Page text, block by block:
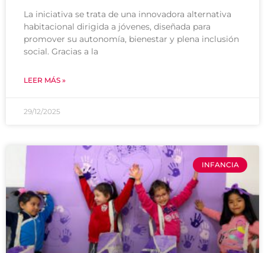
La iniciativa se trata de una innovadora alternativa
habitacional dirigida a jóvenes, diseñada para
promover su autonomía, bienestar y plena inclusión
social. Gracias a la
LEER MÁS »
29/12/2025
INFANCIA